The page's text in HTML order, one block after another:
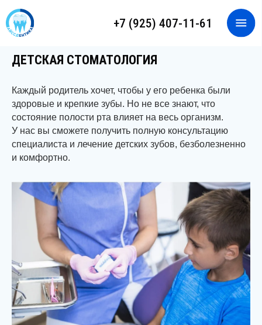
+7 (925) 407-11-61
ДЕТСКАЯ СТОМАТОЛОГИЯ
Каждый родитель хочет, чтобы у его ребенка были
здоровые и крепкие зубы. Но не все знают, что
состояние полости рта влияет на весь организм.
У нас вы сможете получить полную консультацию
специалиста и лечение детских зубов, безболезненно
и комфортно.